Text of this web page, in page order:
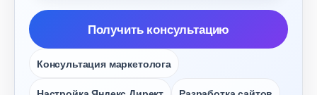
Получить консультацию
Консультация маркетолога